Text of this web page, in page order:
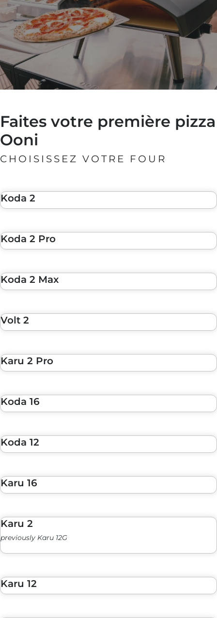
fonte
ardoise
sapin
fonte
Faites votre première pizza
Ooni
CHOISISSEZ VOTRE FOUR
Koda 2
Koda 2 Pro
Koda 2 Max
Volt 2
Karu 2 Pro
Koda 16
Koda 12
Karu 16
Karu 2
previously Karu 12G
Karu 12